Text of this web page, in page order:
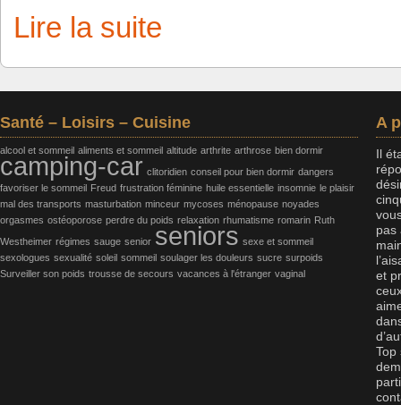
Lire la suite
Santé – Loisirs – Cuisine
alcool et sommeil aliments et sommeil altitude arthrite arthrose bien dormir
camping-car clitoridien conseil pour bien dormir dangers
favoriser le sommeil Freud frustration féminine huile essentielle insomnie le plaisir
mal des transports masturbation minceur mycoses ménopause noyades
orgasmes ostéoporose perdre du poids relaxation rhumatisme romarin Ruth
Westheimer régimes sauge senior seniors sexe et sommeil
sexologues sexualité soleil sommeil soulager les douleurs sucre surpoids
Surveiller son poids trousse de secours vacances à l'étranger vaginal
A
Il
pas
et
Top